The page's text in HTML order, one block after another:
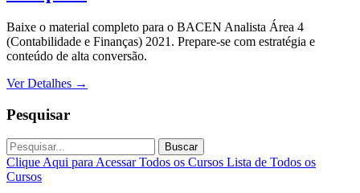
Baixe o material completo para o BACEN Analista Área 4
(Contabilidade e Finanças) 2021. Prepare-se com estratégia e
conteúdo de alta conversão.
Ver Detalhes →
Pesquisar
Buscar
Clique Aqui para Acessar Todos os Cursos Lista de Todos os
Cursos